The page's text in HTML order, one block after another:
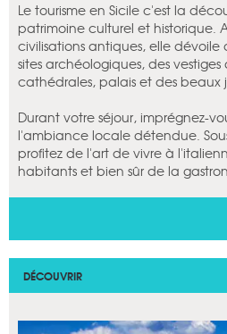
Le tourisme en Sicile c'est la
patrimoine culturel et historique.
civilisations antiques, elle dévoile
sites archéologiques, des vestiges
cathédrales, palais et des beaux
Durant votre séjour, imprégnez-
l'ambiance locale détendue.
profitez de l'art de vivre à
habitants et bien sûr de la
DÉCOUVRIR